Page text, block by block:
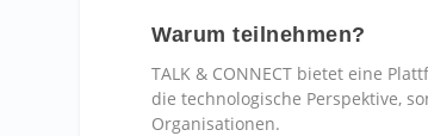
Warum teilnehmen?
TALK & CONNECT bietet eine
die technologische Perspektive,
Organisationen.